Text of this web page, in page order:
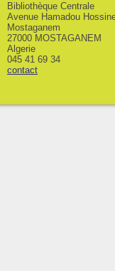
Bibliothèque Centrale
Avenue Hamadou
Mostaganem
27000 MOSTAGANEM
Algerie
045 41 69 34
contact